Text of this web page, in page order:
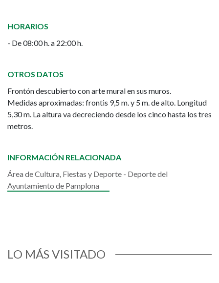
HORARIOS
- De 08:00 h. a 22:00 h.
OTROS DATOS
Frontón descubierto con arte mural en sus muros.
Medidas aproximadas: frontis 9,5 m. y 5 m. de alto. Longitud
5,30 m. La altura va decreciendo desde los cinco hasta los tres
metros.
INFORMACIÓN RELACIONADA
Área de Cultura, Fiestas y Deporte - Deporte del
Ayuntamiento de Pamplona
LO MÁS VISITADO